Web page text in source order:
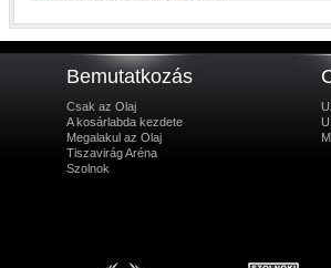
Bemutatkozás
Csak az Olaj
A kosárlabda kezdete
Megalakul az Olaj
Tiszavirág Aréna
Szolnok